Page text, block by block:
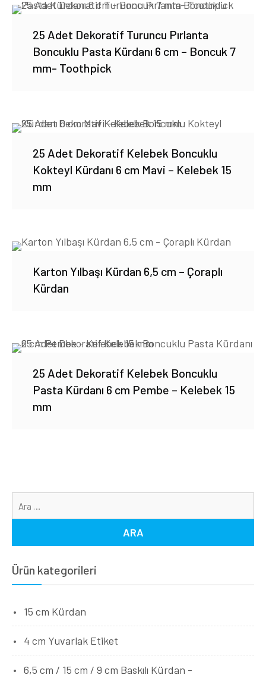
25 Adet Dekoratif Turuncu Pırlanta
Boncuklu Pasta Kürdanı 6 cm – Boncuk 7
mm- Toothpick
25 Adet Dekoratif Kelebek Boncuklu
Kokteyl Kürdanı 6 cm Mavi – Kelebek 15
mm
Karton Yılbaşı Kürdan 6,5 cm – Çoraplı
Kürdan
25 Adet Dekoratif Kelebek Boncuklu
Pasta Kürdanı 6 cm Pembe – Kelebek 15
mm
Ürün kategorileri
15 cm Kürdan
4 cm Yuvarlak Etiket
6,5 cm / 15 cm / 9 cm Baskılı Kürdan -